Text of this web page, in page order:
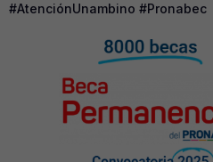
#AtenciónUnambino #Pronabec